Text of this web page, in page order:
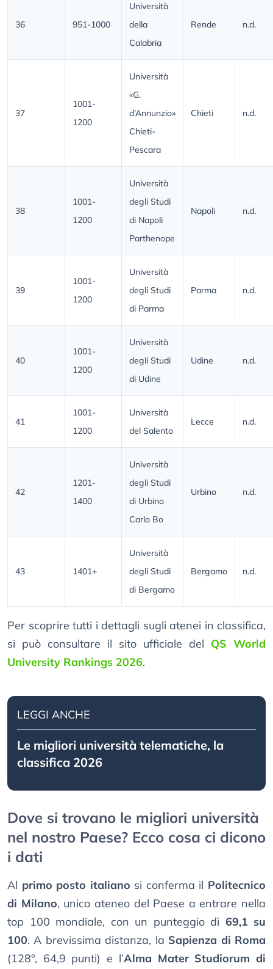
36 951-1000
Università
della
Calabria
Rende n.d.
37
1001-
1200
Università
«G.
d’Annunzio»
Chieti-
Pescara
Chieti n.d.
38
1001-
1200
Università
degli Studi
di Napoli
Parthenope
Napoli n.d.
39
1001-
1200
Università
degli Studi
di Parma
Parma n.d.
40
1001-
1200
Università
degli Studi
di Udine
Udine n.d.
41
1001-
1200
Università
del Salento
Lecce n.d.
42
1201-
1400
Università
degli Studi
di Urbino
Carlo Bo
Urbino n.d.
43 1401+
Università
degli Studi
di Bergamo
Bergamo n.d.
Per scoprire tutti i dettagli sugli atenei in classifica,
si può consultare il sito ufficiale del QS World
University Rankings 2026.
LEGGI ANCHE
Le migliori università telematiche, la
classifica 2026
Dove si trovano le migliori università
nel nostro Paese? Ecco cosa ci dicono
i dati
Al primo posto italiano si conferma il Politecnico
di Milano, unico ateneo del Paese a entrare nella
top 100 mondiale, con un punteggio di 69,1 su
100. A brevissima distanza, la Sapienza di Roma
(128°, 64,9 punti) e l’Alma Mater Studiorum di